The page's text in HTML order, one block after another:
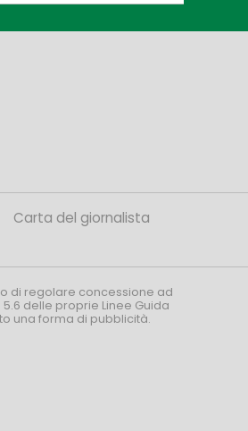
Carta del giornalista
di regolare concessione ad
delle proprie Linee Guida
una forma di pubblicità.